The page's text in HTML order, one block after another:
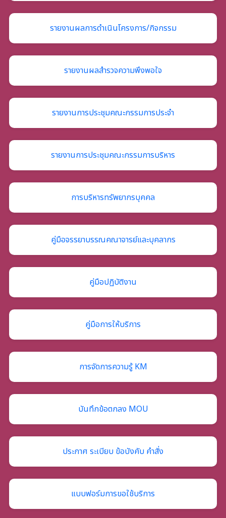
รายงานผลการดำเนินโครงการ/กิจกรรม
รายงานผลสำรวจความพึงพอใจ
รายงานการประชุมคณะกรรมการประจำ
รายงานการประชุมคณะกรรมการบริหาร
การบริหารทรัพยากรบุคคล
คู่มือจรรยาบรรณคณาจารย์และบุคลากร
คู่มือปฏิบัติงาน
คู่มือการให้บริการ
การจัดการความรู้ KM
บันทึกข้อตกลง MOU
ประกาศ ระเบียบ ข้อบังคับ คำสั่ง
แบบฟอร์มการขอใช้บริการ